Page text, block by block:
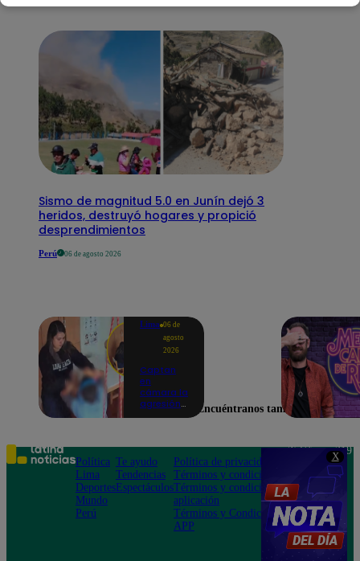
X
Sismo de magnitud 5.0 en Junín dejó 3
heridos, destruyó hogares y propició
desprendimientos
Perú 06 de agosto 2026
Lima 06 de
agosto
2026
Captan
en
cámara la
agresión
niño con
autismo:
madre
denuncia
maltratos
contínuos
Encuéntranos también en
Política
Lima
Deportes
Mundo
Perú
Te ayudo
Tendencias
Espectáculos
Política de privacidad
Términos y condiciones
Términos y condiciones
aplicación
Términos y Condiciones
APP
Teléfono: 219
Av. San
Felipe 968
Jesús María